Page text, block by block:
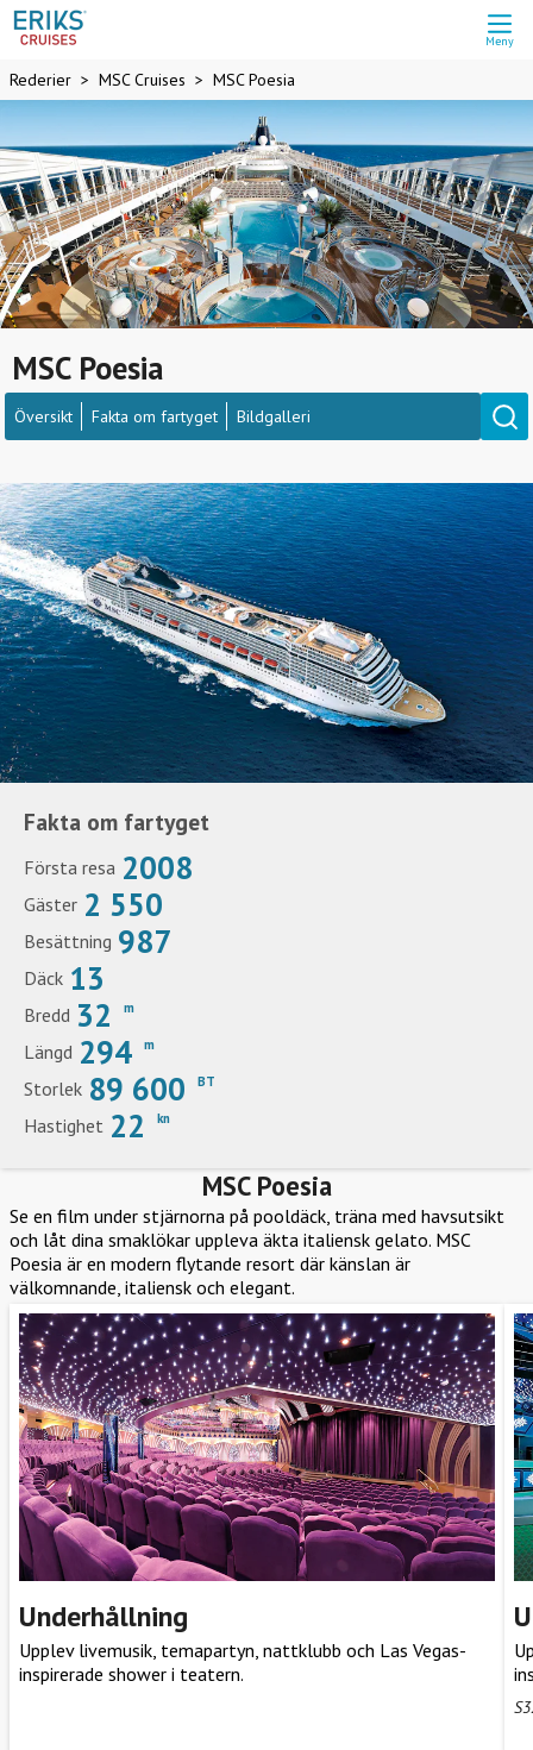
Meny
Rederier MSC Cruises MSC Poesia
MSC Poesia
Översikt Fakta om fartyget Bildgalleri
Fakta om fartyget
Första resa 2008
Gäster 2 550
Besättning 987
Däck 13
Bredd 32 m
Längd 294 m
Storlek 89 600 BT
Hastighet 22 kn
MSC Poesia
Se en film under stjärnorna på pooldäck, träna med havsutsikt
och låt dina smaklökar uppleva äkta italiensk gelato. MSC
Poesia är en modern flytande resort där känslan är
välkomnande, italiensk och elegant.
Underhållning
Upplev livemusik, temapartyn, nattklubb och Las Vegas-
inspirerade shower i teatern.